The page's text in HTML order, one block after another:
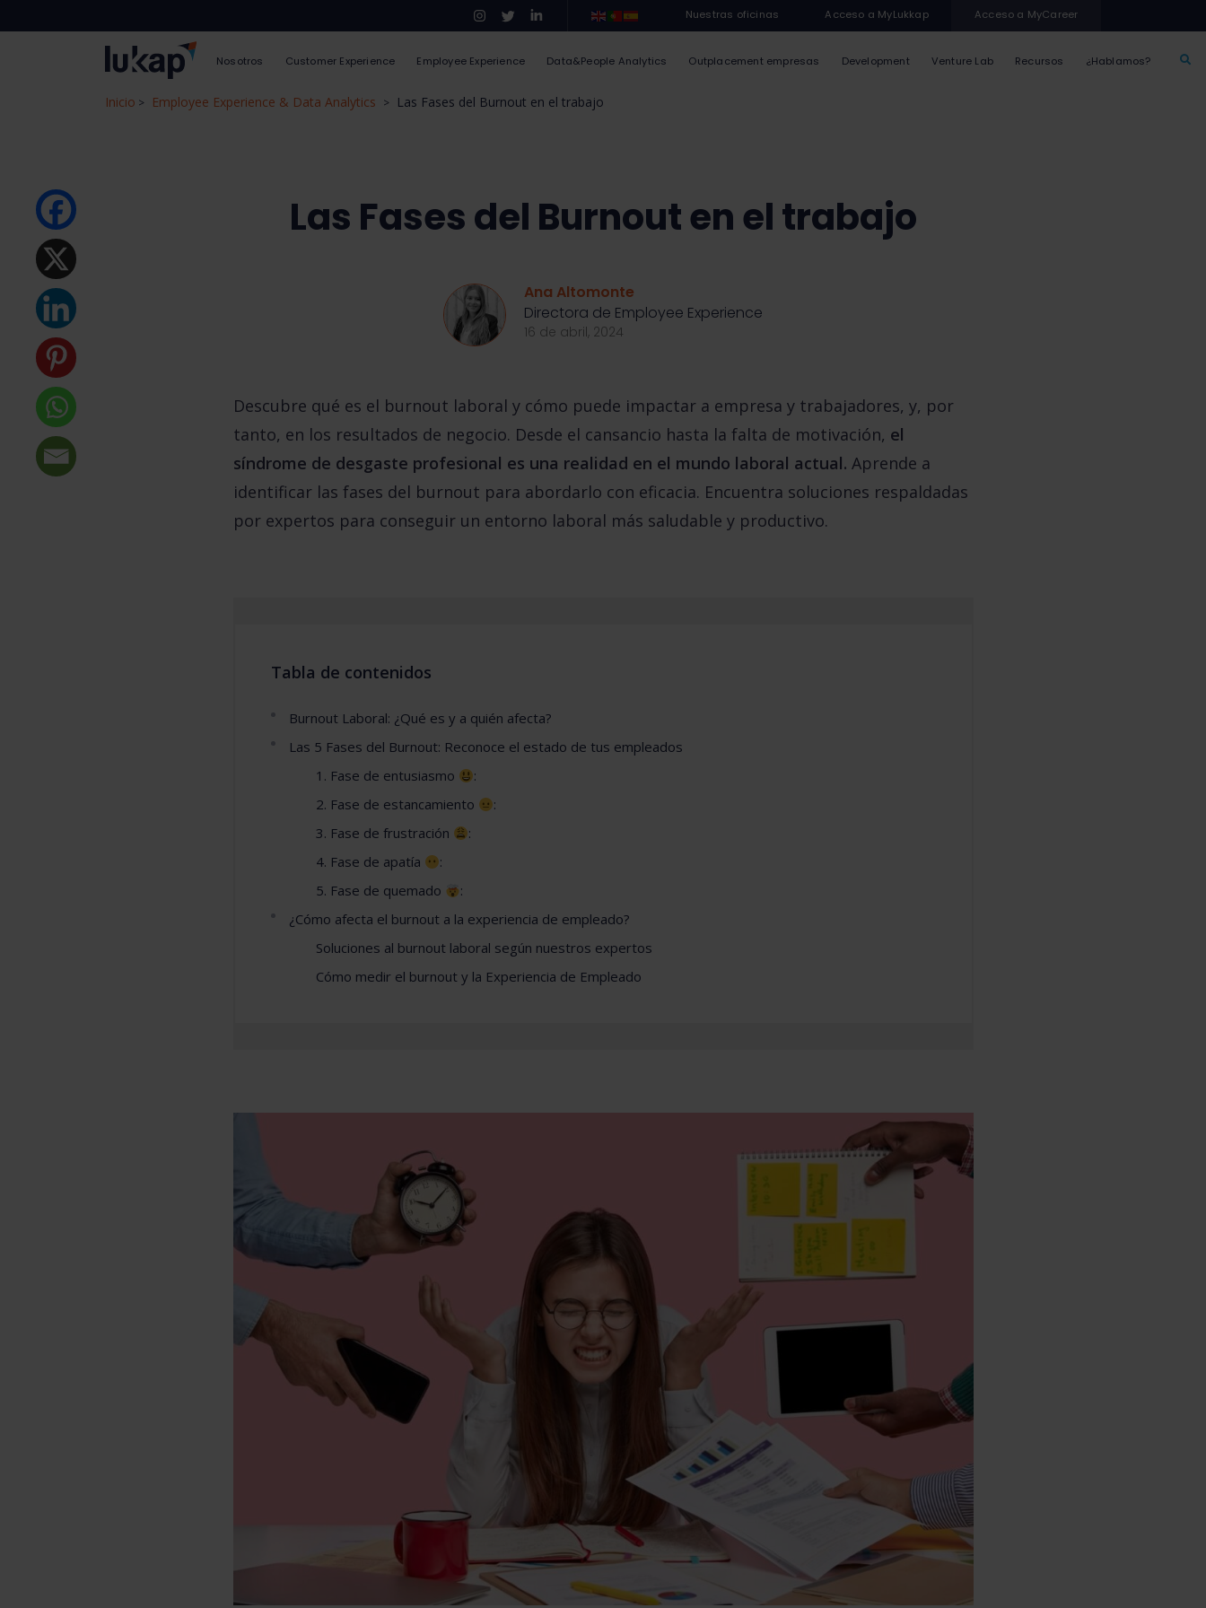
Nuestras oficinas Acceso a MyLukkap Acceso a MyCareer
Nosotros Customer Experience Employee Experience Data&People Analytics Outplacement empresas Development Venture Lab Recursos ¿Hablamos?
Inicio > Employee Experience & Data Analytics > Las Fases del Burnout en el trabajo
Las Fases del Burnout en el trabajo
Ana Altomonte
Directora de Employee Experience
16 de abril, 2024
Descubre qué es el burnout laboral y cómo puede impactar a empresa y trabajadores, y, por
tanto, en los resultados de negocio. Desde el cansancio hasta la falta de motivación, el
síndrome de desgaste profesional es una realidad en el mundo laboral actual. Aprende a
identificar las fases del burnout para abordarlo con eficacia. Encuentra soluciones respaldadas
por expertos para conseguir un entorno laboral más saludable y productivo.
Tabla de contenidos
Burnout Laboral: ¿Qué es y a quién afecta?
Las 5 Fases del Burnout: Reconoce el estado de tus empleados
1. Fase de entusiasmo
:
2. Fase de estancamiento
:
3. Fase de frustración
:
4. Fase de apatía
:
5. Fase de quemado
:
¿Cómo afecta el burnout a la experiencia de empleado?
Soluciones al burnout laboral según nuestros expertos
Cómo medir el burnout y la Experiencia de Empleado